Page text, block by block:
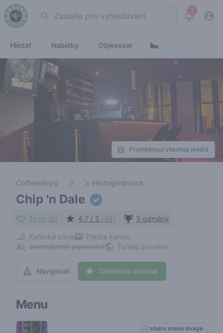
Search 2
View
Hledat Nabídky Objevovat
Prohlédnout všechna média
Coffeeshopy 's-Hertogenbosch
Chip 'n Dale
To mi líbí 4.7 / 5 (48) 5 odměny
Kuřácká zóna
Platba kartou
Jednoduché parkování
Turisté povoleni
Navigovat Ohodnotit obchod
Menu
share menu image